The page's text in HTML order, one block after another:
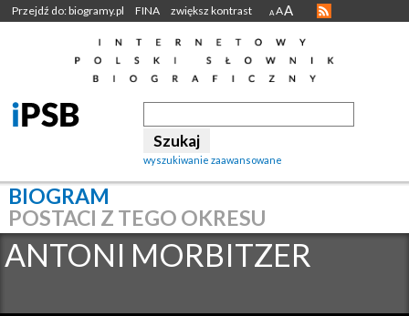
Przejdź do: biogramy.pl FINA zwiększ kontrast A AA
wyszukiwanie zaawansowane
BIOGRAM
POSTACI Z TEGO OKRESU
ANTONI MORBITZER